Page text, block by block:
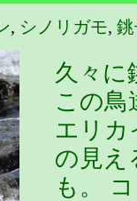
, シノリガモ,
久々に
この鳥
エリカ
の見え
も。